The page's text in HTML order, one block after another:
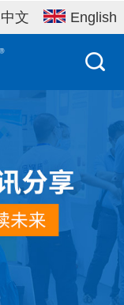
中文 English